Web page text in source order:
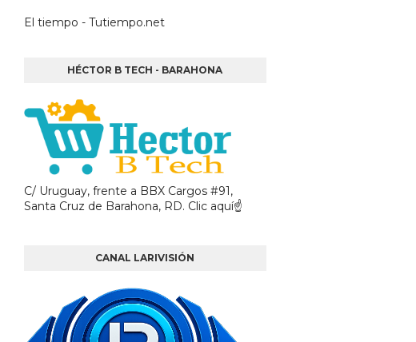
El tiempo - Tutiempo.net
HÉCTOR B TECH - BARAHONA
C/ Uruguay, frente a BBX Cargos #91,
Santa Cruz de Barahona, RD. Clic aquí☝
CANAL LARIVISIÓN